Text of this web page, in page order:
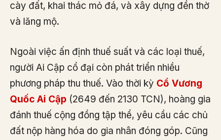
cày đất, khai thác mỏ đá, và xây dựng đền thờ
và lăng mộ.
Ngoài việc ấn định thuế suất và các loại thuế,
người Ai Cập cổ đại còn phát triển nhiều
phương pháp thu thuế. Vào thời kỳ Cổ Vương
Quốc Ai Cập (2649 đến 2130 TCN), hoàng gia
đánh thuế cộng đồng tập thể, yêu cầu các chủ
đất nộp hàng hóa do gia nhân đóng góp. Cũng